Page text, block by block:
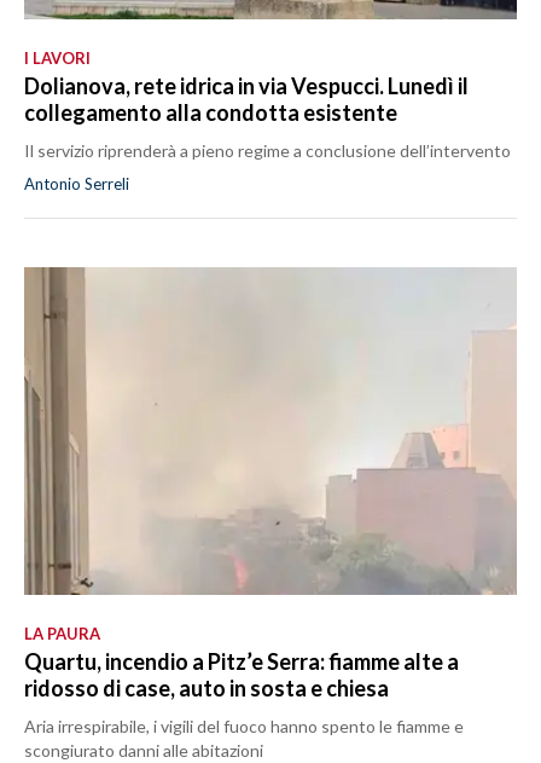
I LAVORI
Dolianova, rete idrica in via Vespucci. Lunedì il
collegamento alla condotta esistente
Il servizio riprenderà a pieno regime a conclusione dell’intervento
Antonio Serreli
LA PAURA
Quartu, incendio a Pitz’e Serra: fiamme alte a
ridosso di case, auto in sosta e chiesa
Aria irrespirabile, i vigili del fuoco hanno spento le fiamme e
scongiurato danni alle abitazioni